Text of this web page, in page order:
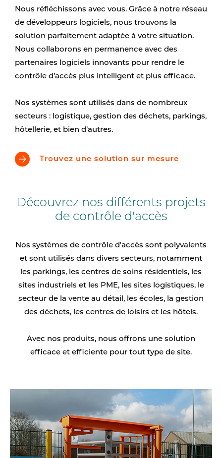
Nous réfléchissons avec vous. Grâce à notre réseau
de développeurs logiciels, nous trouvons la
solution parfaitement adaptée à votre situation.
Nous collaborons en permanence avec des
partenaires logiciels innovants pour rendre le
contrôle d’accès plus intelligent et plus efficace.
Nos systèmes sont utilisés dans de nombreux
secteurs : logistique, gestion des déchets, parkings,
hôtellerie, et bien d’autres.
Trouvez une solution sur mesure
Découvrez nos différents projets
de contrôle d'accès
Nos systèmes de contrôle d'accès sont polyvalents
et sont utilisés dans divers secteurs, notamment
les parkings, les centres de soins résidentiels, les
sites industriels et les PME, les sites logistiques, le
secteur de la vente au détail, les écoles, la gestion
des déchets, les centres de loisirs et les hôtels.
Avec nos produits, nous offrons une solution
efficace et efficiente pour tout type de site.